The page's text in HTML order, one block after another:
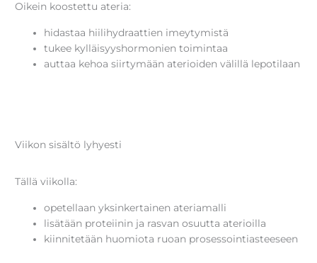
Oikein koostettu ateria:
hidastaa hiilihydraattien imeytymistä
tukee kylläisyyshormonien toimintaa
auttaa kehoa siirtymään aterioiden välillä lepotilaan
Viikon sisältö lyhyesti
Tällä viikolla:
opetellaan yksinkertainen ateriamalli
lisätään proteiinin ja rasvan osuutta aterioilla
kiinnitetään huomiota ruoan prosessointiasteeseen